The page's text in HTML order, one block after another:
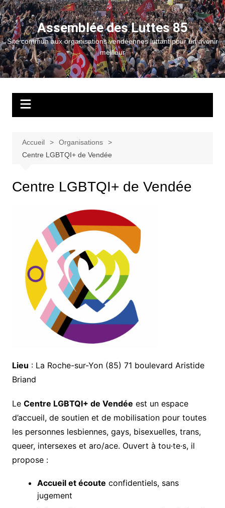
Aller
au
contenu
Assemblée des Luttes 85
Site commun aux organisations vendéennes luttant pour un avenir
meilleur
Accueil
Organisations
Centre LGBTQI+ de Vendée
Centre LGBTQI+ de Vendée
Lieu : La Roche-sur-Yon (85) 71 boulevard Aristide
Briand
Le Centre LGBTQI+ de Vendée est un espace
d’accueil, de soutien et de mobilisation pour toutes
les personnes lesbiennes, gays, bisexuelles, trans,
queer, intersexes et aro/ace. Ouvert à tou·te·s, il
propose :
Accueil et écoute confidentiels, sans
jugement